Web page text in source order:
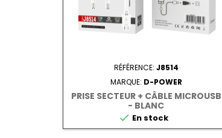
RÉFÉRENCE: J8514
MARQUE: D-POWER
PRISE SECTEUR + CÂBLE MICROUSB
- BLANC
 En stock